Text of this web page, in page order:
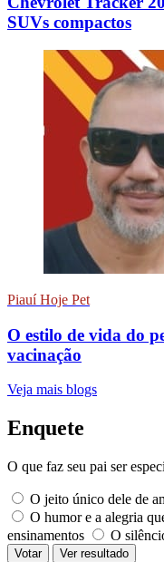
SUVs compactos
Piauí Hoje Pet
O estilo de vida do
vacinação
Veja mais blogs
Enquete
O que faz seu pai ser
O jeito único dele de
O humor e a alegria
ensinamentos
O
Votar Ver resultado